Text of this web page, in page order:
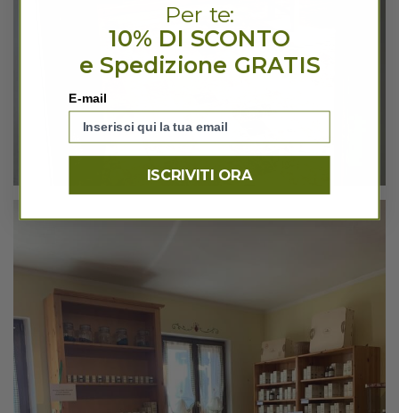
Per te:
10% DI SCONTO
e Spedizione GRATIS
E-mail
ISCRIVITI ORA